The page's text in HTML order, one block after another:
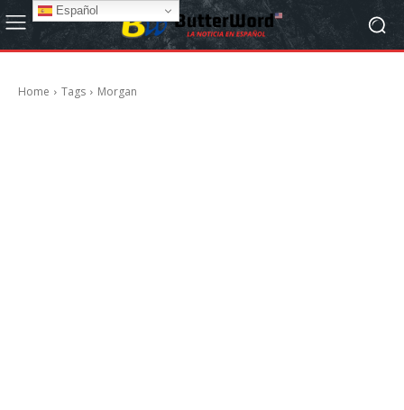
Home Tags Morgan
Español